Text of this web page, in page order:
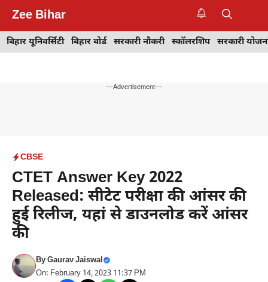
content
Zee Bihar
बिहार यूनिवर्सिटी बिहार बोर्ड सरकारी नौकरी स्कॉलरशिप सरकारी
---Advertisement---
CBSE
CTET Answer Key 2022
Released: सीटेट परीक्षा की आंसर की
हुई रिलीज, यहां से डाउनलोड करें आंसर
की
ByGaurav Jaiswal
On: February 14, 2023 11:37 PM